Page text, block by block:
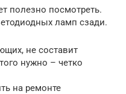
полезно посмотреть.
ламп сзади.
не составит
нужно – четко
на ремонте